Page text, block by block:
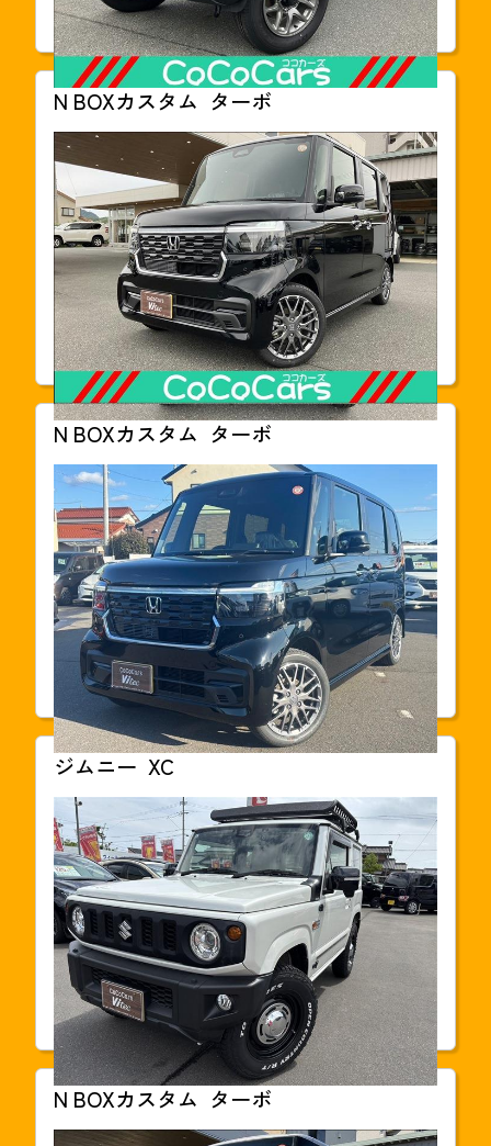
車検
車検整備付
N BOXカスタム ターボ
支払総額
210.6 万円(税込)
本体価格
1,998,000円
年式
2025年03月
走行距離
30km
車検
2028年03月
N BOXカスタム ターボ
支払総額
210.6 万円(税込)
本体価格
1,998,000円
年式
2025年02月
走行距離
30km
車検
2028年02月
ジムニー XC
支払総額
207.4 万円(税込)
本体価格
1,998,000円
年式
2021年06月
走行距離
28,000km
車検
車検整備付
N BOXカスタム ターボ